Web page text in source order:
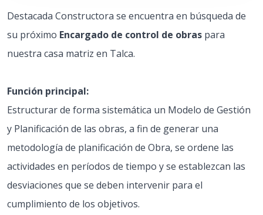
Destacada Constructora se encuentra en búsqueda de
su próximo Encargado de control de obras para
nuestra casa matriz en Talca.
Función principal:
Estructurar de forma sistemática un Modelo de Gestión
y Planificación de las obras, a fin de generar una
metodología de planificación de Obra, se ordene las
actividades en períodos de tiempo y se establezcan las
desviaciones que se deben intervenir para el
cumplimiento de los objetivos.